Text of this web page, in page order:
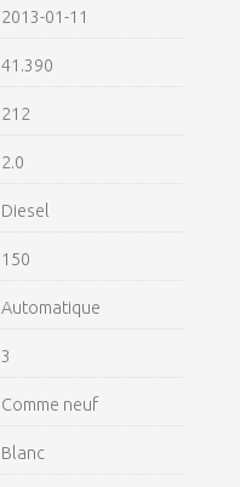
2013-01-11
41.390
212
2.0
Diesel
150
Automatique
3
Comme neuf
Blanc